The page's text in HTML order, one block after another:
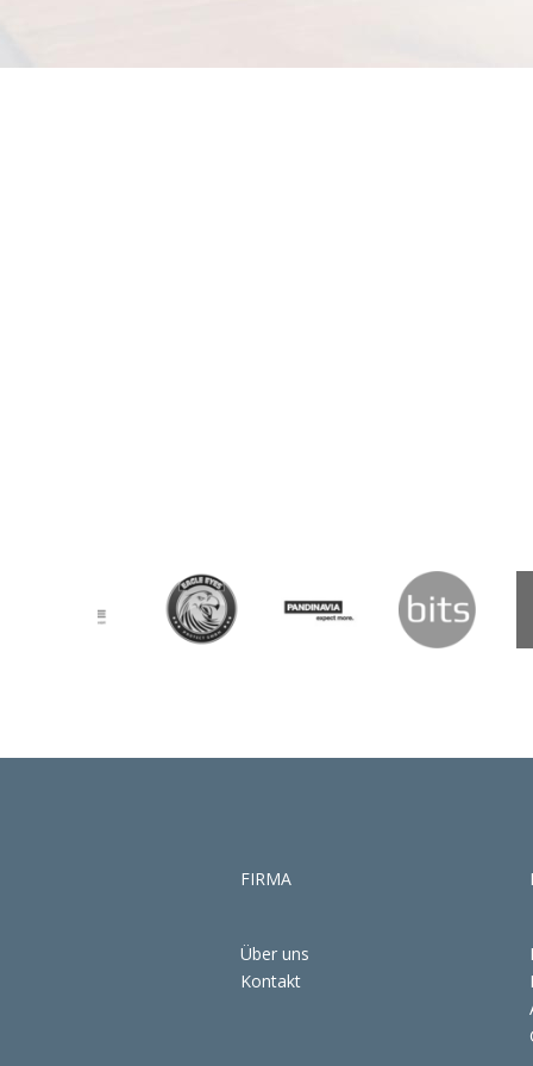
FIRMA
Über uns
Kontakt